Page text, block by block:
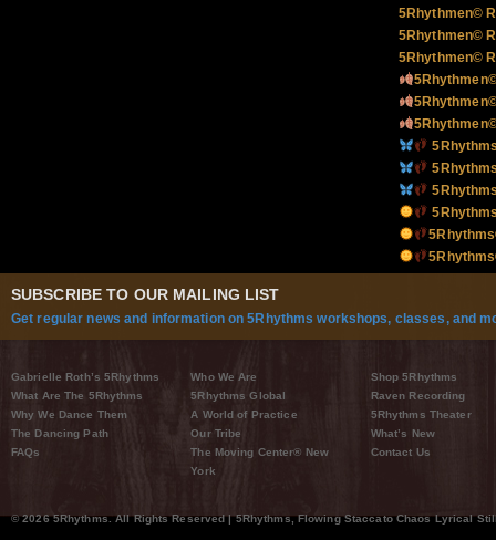
5Rhythmen©
5Rhythmen©
5Rhythmen©
SUBSCRIBE TO OUR MAILING LIST
Get regular news and information on 5Rhythms workshops, classes, and
Gabrielle Roth’s 5Rhythms
What Are The 5Rhythms
Why We Dance Them
The Dancing Path
FAQs
Who We Are
5Rhythms Global
A World of Practice
Our Tribe
The Moving Center® New
York
Shop 5Rhythms
Raven Recording
5Rhythms Theater
What’s New
Contact Us
© 2026 5Rhythms. All Rights Reserved | 5Rhythms, Flowing Staccato Chaos Lyrical